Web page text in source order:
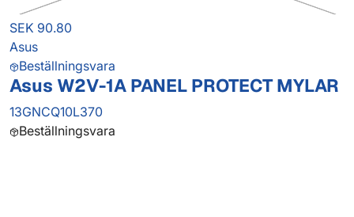
SEK 90.80
Asus
Beställningsvara
Asus W2V-1A PANEL PROTECT MYLAR
13GNCQ10L370
Beställningsvara